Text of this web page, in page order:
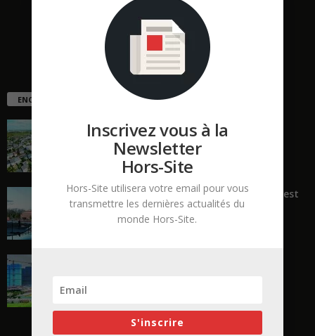
Contactez-nous: contact@hors-site.com
ENCORE PLUS D'ARTICLES
La ruée vers l’Ouest
« Transformer plutôt que démolir, ce n’est
pas regarder en arrière...
Inscrivez vous à la
Newsletter
Hors-Site
Hors-Site utilisera votre email pour vous
transmettre les dernières actualités du
monde Hors-Site.
S'inscrire